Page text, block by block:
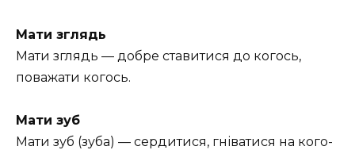
Мати зглядь
Мати зглядь — добре ставитися до когось,
поважати когось.
Мати зуб
Мати зуб (зуба) — сердитися, гніватися на кого-